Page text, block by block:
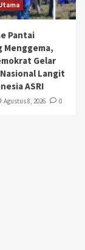
Pantai
Menggema,
Gelar
Langit
ASRI
Agustus 8, 2026 0